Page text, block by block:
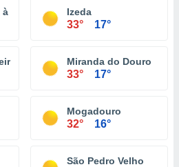
Cinta Izeda
33° 17°
Miranda do Douro
33° 17°
Mogadouro
32° 16°
São Pedro Velho